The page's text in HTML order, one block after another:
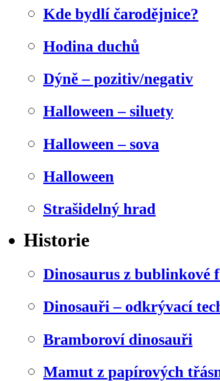
Kde bydlí čarodějnice?
Hodina duchů
Dýně – pozitiv/negativ
Halloween – siluety
Halloween – sova
Halloween
Strašidelný hrad
Historie
Dinosaurus z bublinkové
Dinosauři – odkrývací
Bramboroví dinosauři
Mamut z papírových